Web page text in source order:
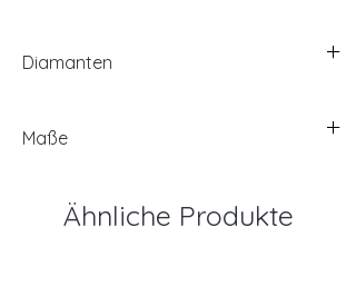
Diamanten
Maße
Ähnliche Produkte